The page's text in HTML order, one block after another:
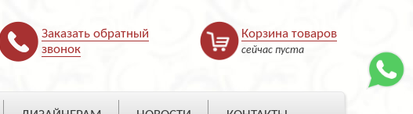
Заказать обратный
звонок
Корзина товаров
сейчас пуста